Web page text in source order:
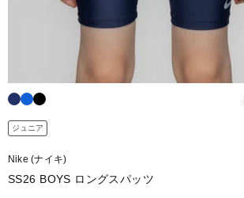
ジュニア
Nike (ナイキ)
SS26 BOYS ロングスパッツ